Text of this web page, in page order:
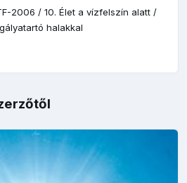
2006 /10. Élet a vízfelszín alatt /
halakkal